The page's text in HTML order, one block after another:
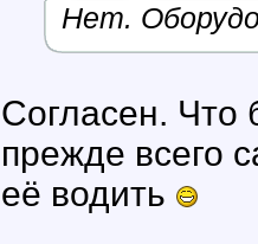
Нет.
Согласен. Что
прежде всего
её водить